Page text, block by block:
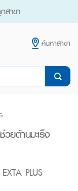
สาขา
ค้นหาสาขา
ยต้านมะเร็ง
EXTA PLUS